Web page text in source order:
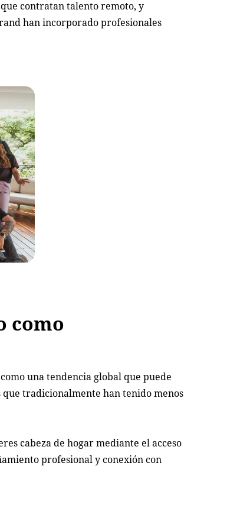
contratan talento remoto, y
han incorporado profesionales
como
una tendencia global que puede
tradicionalmente han tenido menos
cabeza de hogar mediante el acceso
profesional y conexión con